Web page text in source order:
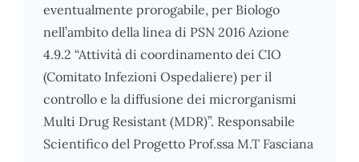
eventualmente prorogabile, per Biologo
nell’ambito della linea di PSN 2016 Azione
4.9.2 “Attività di coordinamento dei CIO
(Comitato Infezioni Ospedaliere) per il
controllo e la diffusione dei microrganismi
Multi Drug Resistant (MDR)”. Responsabile
Scientifico del Progetto Prof.ssa M.T Fasciana